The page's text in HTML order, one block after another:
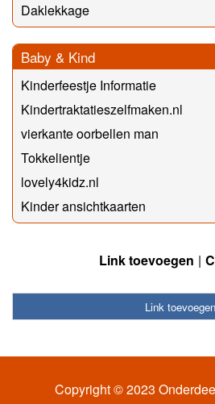
Daklekkage
Baby & Kind
Kinderfeestje Informatie
Kindertraktatieszelfmaken.nl
vierkante oorbellen man
Tokkelientje
lovely4kidz.nl
Kinder ansichtkaarten
Link toevoegen
Link toevoegen
Copyright © 2023